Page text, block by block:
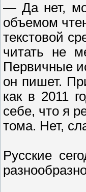
— Да нет,
объемом
текстовой
читать не
Первичные
он пишет.
как в 2011
себе, что я
тома. Нет,
Русские